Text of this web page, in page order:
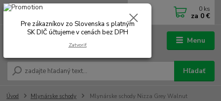
Menu
Hľadať
0902 180 499
0 ks
za 0 €
Úvod Mlynárske schody Mlynárske schody Nizza Grey Walnut
Pre zákazníkov zo Slovenska s platným
SK DIČ účtujeme v cenách bez DPH
Zatvoriť